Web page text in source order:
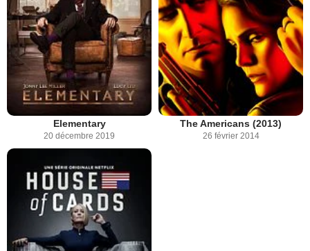
Elementary
20 décembre 2019
The Americans (2013)
26 février 2014